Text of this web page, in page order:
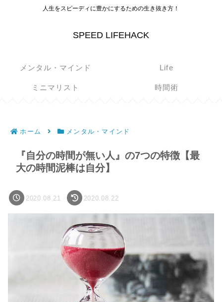
人生をスピーディに豊かにするための生き抜き方！
SPEED LIFEHACK
メンタル・マインド Life
ミニマリスト 時間術
ホーム メンタル・マインド
『自分の時間が無い人』の7つの特徴【最
大の時間泥棒は自分】
2020.08.21 2020.08.22